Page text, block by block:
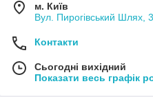
м. Київ
Вул. Пирогівський Шлях,
Контакти
Сьогодні вихідний
Показати весь графік